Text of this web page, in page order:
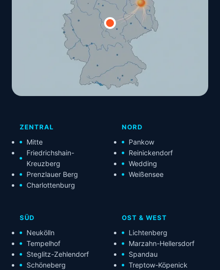
ZENTRAL
Mitte
Friedrichshain-
Kreuzberg
Prenzlauer Berg
Charlottenburg
NORD
Pankow
Reinickendorf
Wedding
Weißensee
SÜD
Neukölln
Tempelhof
Steglitz-Zehlendorf
Schöneberg
OST & WEST
Lichtenberg
Marzahn-Hellersdorf
Spandau
Treptow-Köpenick